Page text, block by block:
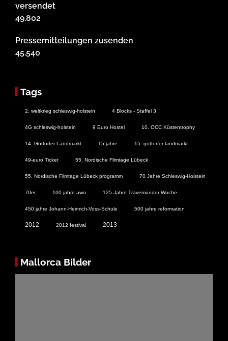
versendet
49.802
Pressemitteilungen zusenden
45.540
Tags
2. weltkrieg schleswig-holstein 4 Blocks - Staffel 3
4G schleswig-holstein 9 Euro Hostel 10. OCC Küstentrophy
14. Gottorfer Landmarkt 15 jahre 15. gottorfer landmarkt
49-euro Ticket 55. Nordische Filmtage Lübeck
55. Nordische Filmtage Lübeck programm 70 Jahre Schleswig-Holstein
70er 100 jahre awo 125 Jahre Travemünder Woche
450 jahre Johann-Heinrich-Voss-Schule 500 jahre reformation
2012 2012 festival 2013
Mallorca Bilder